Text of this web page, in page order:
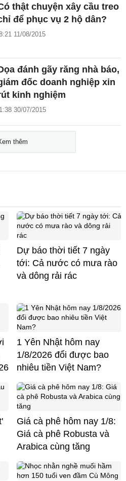
thật chuyện xây cầu treo
để phục vụ 2 hộ dân?
11/08/2015
đánh gãy răng nhà báo,
đốc doanh nghiệp xin
kinh nghiệm
30/07/2015
thêm
Dự báo thời tiết 7 ngày
tới: Cả nước có mưa rào
và dông rải rác
1 Yên Nhật hôm nay
1/8/2026 đổi được bao
nhiêu tiền Việt Nam?
Giá cà phê hôm nay 1/8:
Giá cà phê Robusta và
Arabica cùng tăng